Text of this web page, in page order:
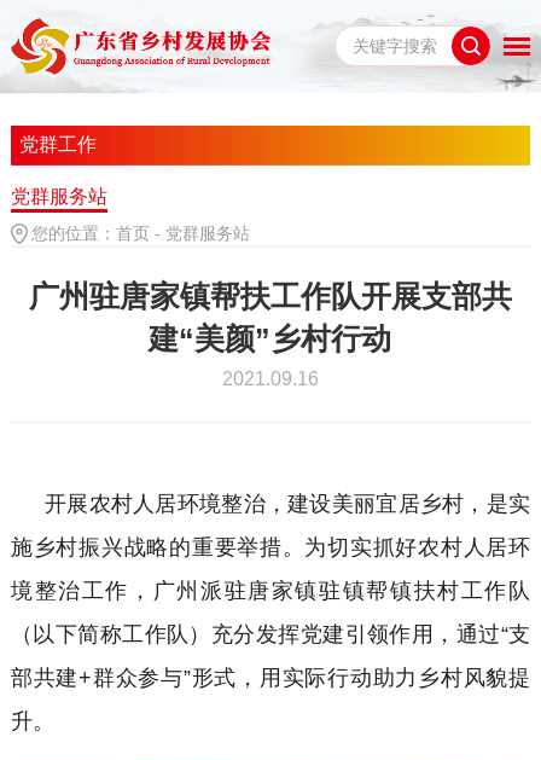
党群工作
党群服务站
您的位置： 首页 - 党群服务站
广州驻唐家镇帮扶工作队开展支部共
建“美颜”乡村行动
2021.09.16
开展农村人居环境整治，建设美丽宜居乡村，是实
施乡村振兴战略的重要举措。 为切实抓好农村人居环
境整治工作，广州派驻唐家镇驻镇帮镇扶村工作队
（ 以下简称工作队 ） 充分发挥党建引领作用， 通过“支
部共建+群众参与”形式 ， 用 实际行动助力乡村风貌提
升。